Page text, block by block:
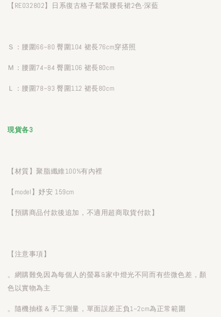
【RE032802】日系復古格子鬆緊腰長裙2色-深藍
Ｓ：腰圍66~80 臀圍104 裙長76cm穿搭照
Ｍ：腰圍74~84 臀圍106 裙長80cm
Ｌ：腰圍78~93 臀圍112 裙長80cm
現貨各3
【材質】聚脂纖維100%有內裡
【model】妤安 159cm
【預購商品付款後追加，不適用超商取貨付款】
【注意事項】
。網購難免因為每個人的螢幕&家中燈光不同而有些微色差，顏
色以實物為主
。隨機抽樣＆手工測量，單面誤差正負1~2cm為正常範圍